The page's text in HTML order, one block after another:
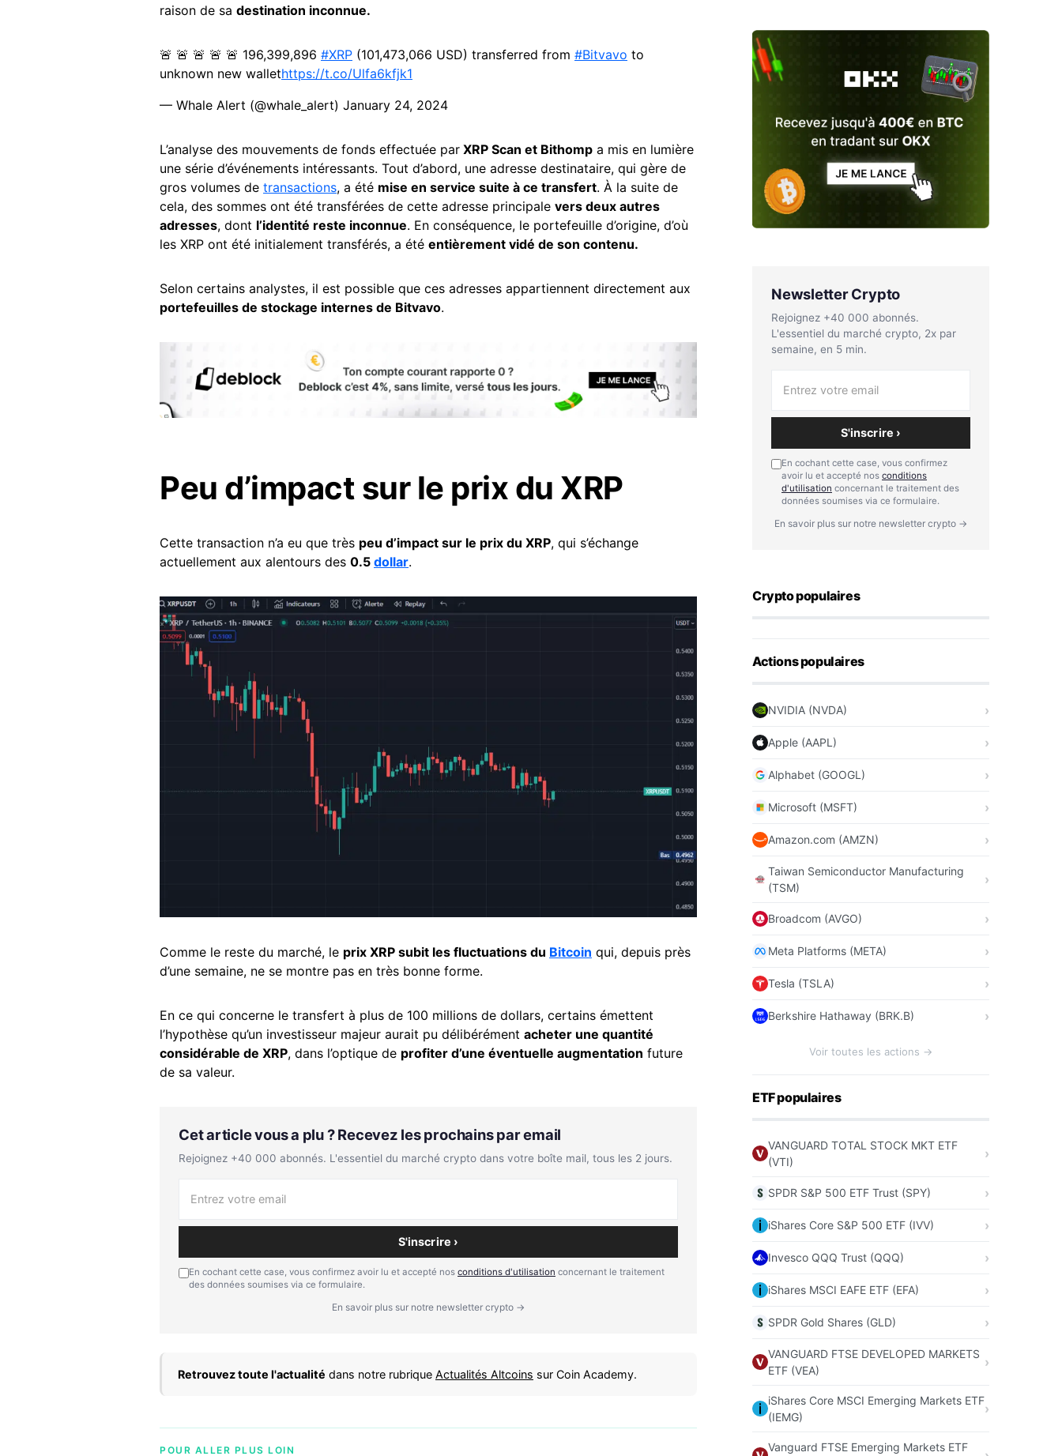
raison de sa destination inconnue.
🚨 🚨 🚨 🚨 🚨 196,399,896 #XRP (101,473,066 USD) transferred from #Bitvavo to
unknown new wallethttps://t.co/Ulfa6kfjk1
— Whale Alert (@whale_alert) January 24, 2024
L’analyse des mouvements de fonds effectuée par XRP Scan et Bithomp a mis en lumière
une série d’événements intéressants. Tout d’abord, une adresse destinataire, qui gère de
gros volumes de transactions, a été mise en service suite à ce transfert. À la suite de
cela, des sommes ont été transférées de cette adresse principale vers deux autres
adresses, dont l’identité reste inconnue. En conséquence, le portefeuille d’origine, d’où
les XRP ont été initialement transférés, a été entièrement vidé de son contenu.
Selon certains analystes, il est possible que ces adresses appartiennent directement aux
portefeuilles de stockage internes de Bitvavo.
Peu d’impact sur le prix du XRP
Cette transaction n’a eu que très peu d’impact sur le prix du XRP, qui s’échange
actuellement aux alentours des 0.5 dollar.
Comme le reste du marché, le prix XRP subit les fluctuations du Bitcoin qui, depuis près
d’une semaine, ne se montre pas en très bonne forme.
En ce qui concerne le transfert à plus de 100 millions de dollars, certains émettent
l’hypothèse qu’un investisseur majeur aurait pu délibérément acheter une quantité
considérable de XRP, dans l’optique de profiter d’une éventuelle augmentation future
de sa valeur.
Cet article vous a plu ? Recevez les prochains par email
Rejoignez +40 000 abonnés. L'essentiel du marché crypto dans votre boîte mail, tous les 2 jours.
S'inscrire ›
En cochant cette case, vous confirmez avoir lu et accepté nos conditions d'utilisation concernant le traitement
des données soumises via ce formulaire.
En savoir plus sur notre newsletter crypto →
Retrouvez toute l'actualité dans notre rubrique Actualités Altcoins sur Coin Academy.
POUR ALLER PLUS LOIN
Newsletter Crypto
Rejoignez +40 000 abonnés.
L'essentiel du marché crypto, 2x par
semaine, en 5 min.
S'inscrire ›
En cochant cette case, vous confirmez
avoir lu et accepté nos conditions
d'utilisation concernant le traitement des
données soumises via ce formulaire.
En savoir plus sur notre newsletter crypto →
Crypto populaires
Actions populaires
NVIDIA (NVDA)
Apple (AAPL)
Alphabet (GOOGL)
Microsoft (MSFT)
Amazon.com (AMZN)
Taiwan Semiconductor Manufacturing
(TSM)
Broadcom (AVGO)
Meta Platforms (META)
Tesla (TSLA)
Berkshire Hathaway (BRK.B)
Voir toutes les actions →
ETF populaires
VANGUARD TOTAL STOCK MKT ETF
(VTI)
SPDR S&P 500 ETF Trust (SPY)
iShares Core S&P 500 ETF (IVV)
Invesco QQQ Trust (QQQ)
iShares MSCI EAFE ETF (EFA)
SPDR Gold Shares (GLD)
VANGUARD FTSE DEVELOPED MARKETS
ETF (VEA)
iShares Core MSCI Emerging Markets ETF
(IEMG)
Vanguard FTSE Emerging Markets ETF